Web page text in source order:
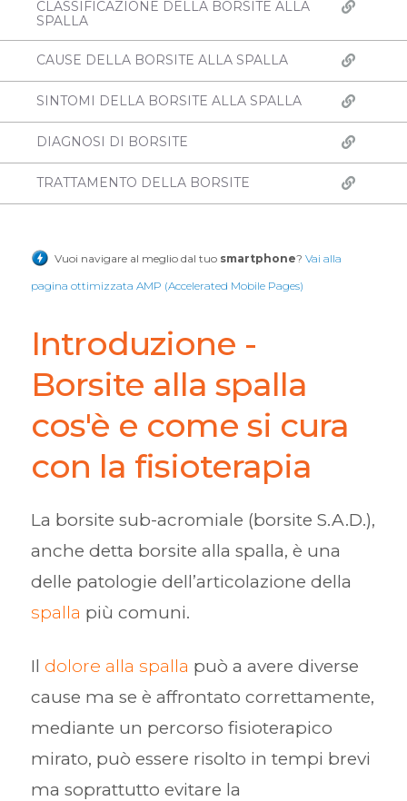
CLASSIFICAZIONE DELLA BORSITE ALLA
SPALLA
CAUSE DELLA BORSITE ALLA SPALLA
SINTOMI DELLA BORSITE ALLA SPALLA
DIAGNOSI DI BORSITE
TRATTAMENTO DELLA BORSITE
Vuoi navigare al meglio dal tuo smartphone? Vai alla
pagina ottimizzata AMP (Accelerated Mobile Pages)
Introduzione -
Borsite alla spalla
cos'è e come si cura
con la fisioterapia
La borsite sub-acromiale (borsite S.A.D.),
anche detta borsite alla spalla, è una
delle patologie dell’articolazione della
spalla più comuni.
Il dolore alla spalla può a avere diverse
cause ma se è affrontato correttamente,
mediante un percorso fisioterapico
mirato, può essere risolto in tempi brevi
ma soprattutto evitare la